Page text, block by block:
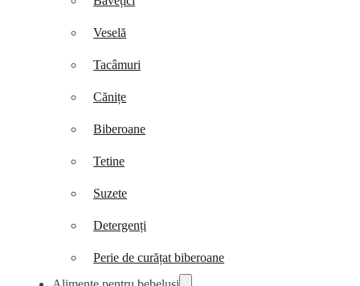
Veselă
Tacâmuri
Cănițe
Biberoane
Tetine
Suzete
Detergenți
Perie de curățat biberoane